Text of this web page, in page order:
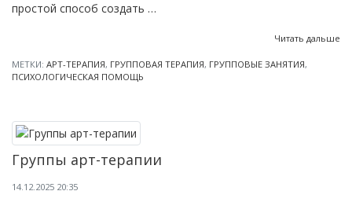
простой способ создать …
Читать дальше
МЕТКИ: АРТ-ТЕРАПИЯ, ГРУППОВАЯ ТЕРАПИЯ, ГРУППОВЫЕ ЗАНЯТИЯ,
ПСИХОЛОГИЧЕСКАЯ ПОМОЩЬ
Группы арт-терапии
14.12.2025 20:35